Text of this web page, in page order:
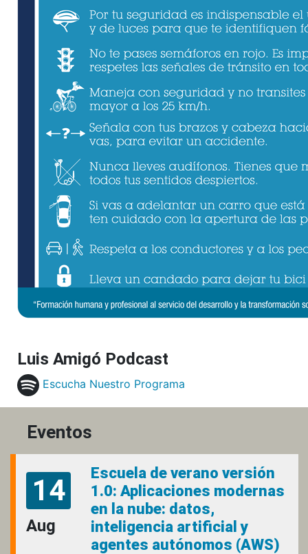
Luis Amigó Podcast
Escucha Nuestro Programa
Eventos
14
Aug
Escuela de verano versión
1.0: Aplicaciones modernas
en la nube: datos,
inteligencia artificial y
agentes autónomos (AWS)